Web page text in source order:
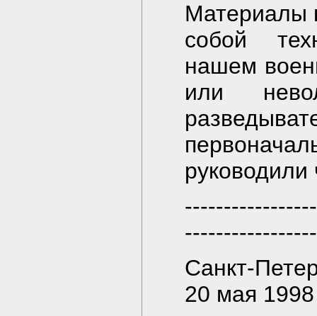
Материалы
собой
нашем
или
Санкт-
20 мая 1998